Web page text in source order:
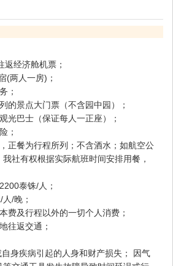
经济舱机票；
(两人一房)；
；
的景点大门票（不含园中园）；
光巴士（保证每人一正座）；
；
正餐为行程所列；不含酒水；如航空公
社有权根据实际航班时间安排用餐，
泰铢/人；
/晚；
费及行程以外的一切个人消费；
往返交通；
身疾病引起的人身和财产损失； 因气